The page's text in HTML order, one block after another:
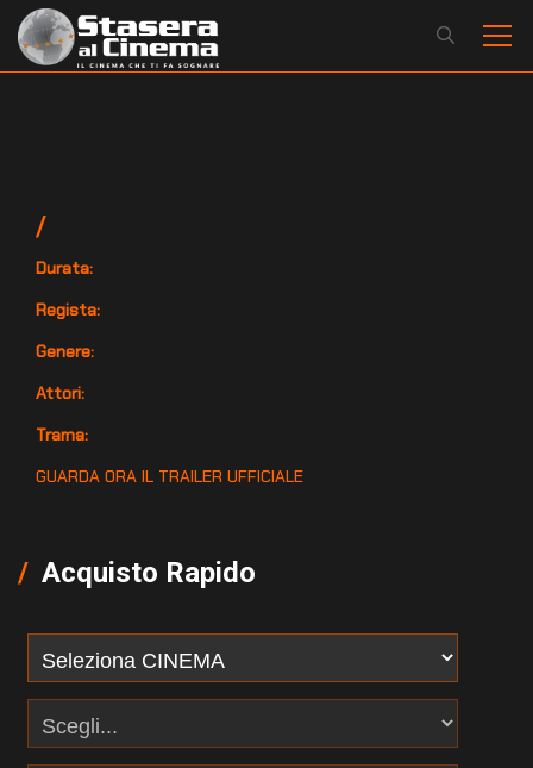
/
Durata:
Regista:
Genere:
Attori:
Trama:
GUARDA ORA IL TRAILER UFFICIALE
Acquisto Rapido